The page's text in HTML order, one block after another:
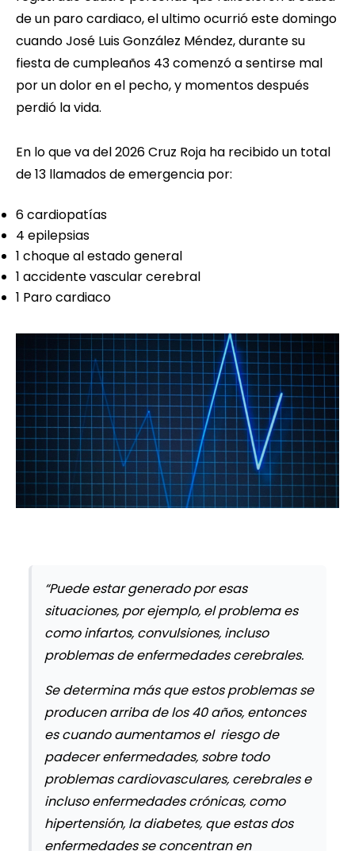
de un paro cardiaco, el ultimo ocurrió este domingo
cuando José Luis González Méndez, durante su
fiesta de cumpleaños 43 comenzó a sentirse mal
por un dolor en el pecho, y momentos después
perdió la vida.
En lo que va del 2026 Cruz Roja ha recibido un total
de 13 llamados de emergencia por:
6 cardiopatías
4 epilepsias
1 choque al estado general
1 accidente vascular cerebral
1 Paro cardiaco
“Puede estar generado por esas
situaciones, por ejemplo, el problema es
como infartos, convulsiones, incluso
problemas de enfermedades cerebrales.
Se determina más que estos problemas se
producen arriba de los 40 años, entonces
es cuando aumentamos el riesgo de
padecer enfermedades, sobre todo
problemas cardiovasculares, cerebrales e
incluso enfermedades crónicas, como
hipertensión, la diabetes, que estas dos
enfermedades se concentran en